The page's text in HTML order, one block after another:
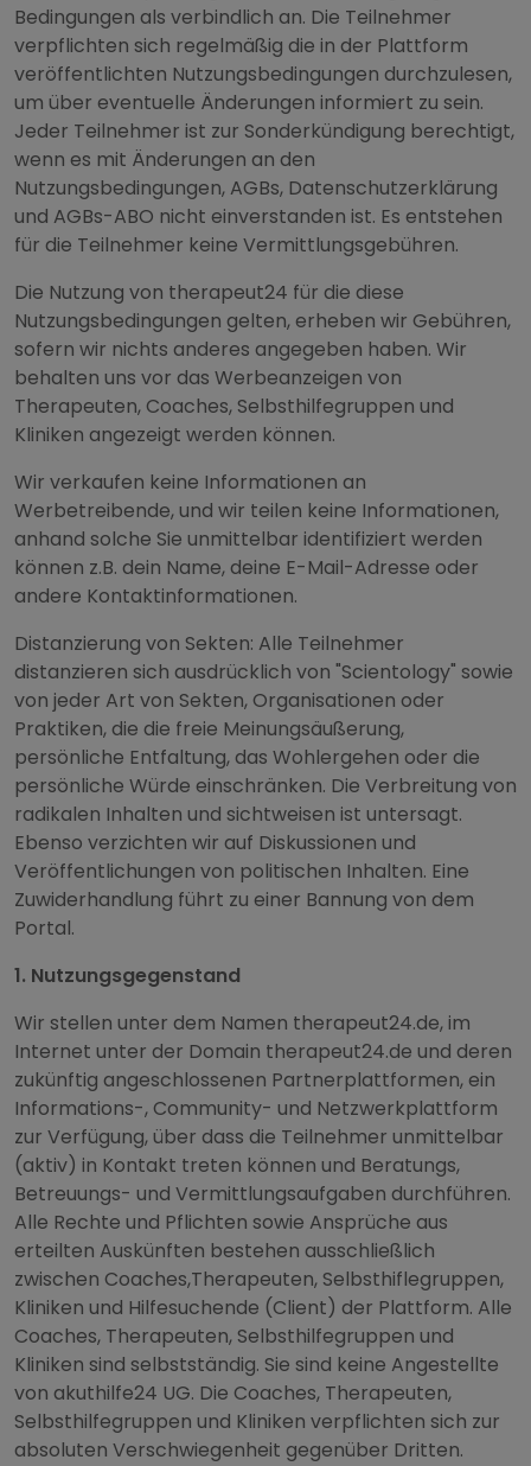
Bedingungen als verbindlich an. Die Teilnehmer
verpflichten sich regelmäßig die in der Plattform
veröffentlichten Nutzungsbedingungen durchzulesen,
um über eventuelle Änderungen informiert zu sein.
Jeder Teilnehmer ist zur Sonderkündigung berechtigt,
wenn es mit Änderungen an den
Nutzungsbedingungen, AGBs, Datenschutzerklärung
und AGBs-ABO nicht einverstanden ist. Es entstehen
für die Teilnehmer keine Vermittlungsgebühren.
Die Nutzung von therapeut24 für die diese
Nutzungsbedingungen gelten, erheben wir Gebühren,
sofern wir nichts anderes angegeben haben. Wir
behalten uns vor das Werbeanzeigen von
Therapeuten, Coaches, Selbsthilfegruppen und
Kliniken angezeigt werden können.
Wir verkaufen keine Informationen an
Werbetreibende, und wir teilen keine Informationen,
anhand solche Sie unmittelbar identifiziert werden
können z.B. dein Name, deine E-Mail-Adresse oder
andere Kontaktinformationen.
Distanzierung von Sekten: Alle Teilnehmer
distanzieren sich ausdrücklich von "Scientology" sowie
von jeder Art von Sekten, Organisationen oder
Praktiken, die die freie Meinungsäußerung,
persönliche Entfaltung, das Wohlergehen oder die
persönliche Würde einschränken. Die Verbreitung von
radikalen Inhalten und sichtweisen ist untersagt.
Ebenso verzichten wir auf Diskussionen und
Veröffentlichungen von politischen Inhalten. Eine
Zuwiderhandlung führt zu einer Bannung von dem
Portal.
1. Nutzungsgegenstand
Wir stellen unter dem Namen therapeut24.de, im
Internet unter der Domain therapeut24.de und deren
zukünftig angeschlossenen Partnerplattformen, ein
Informations-, Community- und Netzwerkplattform
zur Verfügung, über dass die Teilnehmer unmittelbar
(aktiv) in Kontakt treten können und Beratungs,
Betreuungs- und Vermittlungsaufgaben durchführen.
Alle Rechte und Pflichten sowie Ansprüche aus
erteilten Auskünften bestehen ausschließlich
zwischen Coaches,Therapeuten, Selbsthiflegruppen,
Kliniken und Hilfesuchende (Client) der Plattform. Alle
Coaches, Therapeuten, Selbsthilfegruppen und
Kliniken sind selbstständig. Sie sind keine Angestellte
von akuthilfe24 UG. Die Coaches, Therapeuten,
Selbsthilfegruppen und Kliniken verpflichten sich zur
absoluten Verschwiegenheit gegenüber Dritten.